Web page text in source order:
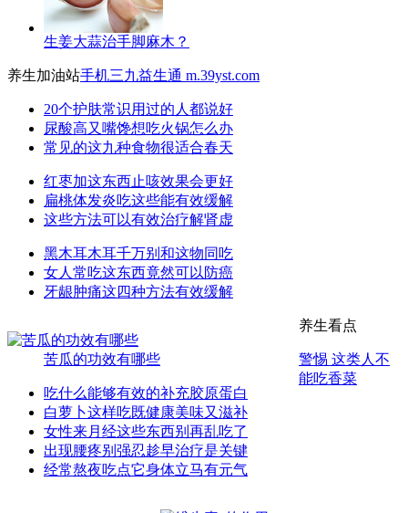
生姜大蒜治手脚麻木？
养生加油站手机三九益生通 m.39yst.com
20个护肤常识用过的人都说好
尿酸高又嘴馋想吃火锅怎么办
常见的这九种食物很适合春天
红枣加这东西止咳效果会更好
扁桃体发炎吃这些能有效缓解
这些方法可以有效治疗解肾虚
黑木耳木耳千万别和这物同吃
女人常吃这东西竟然可以防癌
牙龈肿痛这四种方法有效缓解
苦瓜的功效有哪些
吃什么能够有效的补充胶原蛋白
白萝卜这样吃既健康美味又滋补
女性来月经这些东西别再乱吃了
出现腰疼别强忍趁早治疗是关键
经常熬夜吃点它身体立马有元气
养生看点
警惕 这类人不
能吃香菜